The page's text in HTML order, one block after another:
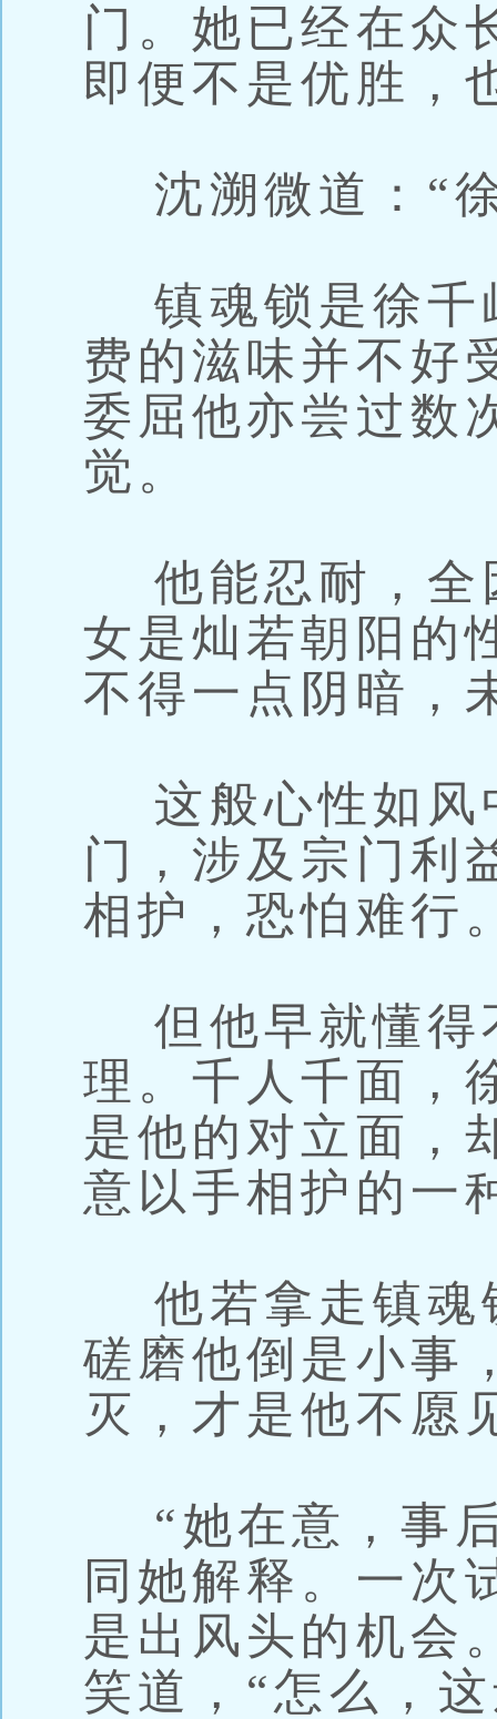
门。她已经在众
即便不是优胜，
沈溯微道：“
镇魂锁是徐千
费的滋味并不好
委屈他亦尝过数
觉。
他能忍耐，全
女是灿若朝阳的
不得一点阴暗，
这般心性如风
门，涉及宗门利
相护，恐怕难行
但他早就懂得
理。千人千面，
是他的对立面，
意以手相护的一
他若拿走镇魂
磋磨他倒是小事
灭，才是他不愿
“她在意，事
同她解释。一次
是出风头的机会
笑道，“怎么，